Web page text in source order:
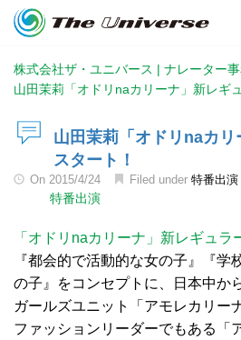
株式会社ザ・ユニバース | ナレーター
山田茉莉「オドリnaカリーナ」新レギ
山田茉莉「オドリnaカ
スタート！
On 2015/4/24 Filed under 特番出演
特番出演
「オドリnaカリーナ」新レギュラ
『都会的で活動的な女の子』『学
の子』をコンセプトに、日本中か
ガールズユニット「アモレカリー
ファッションリーダーでもある「